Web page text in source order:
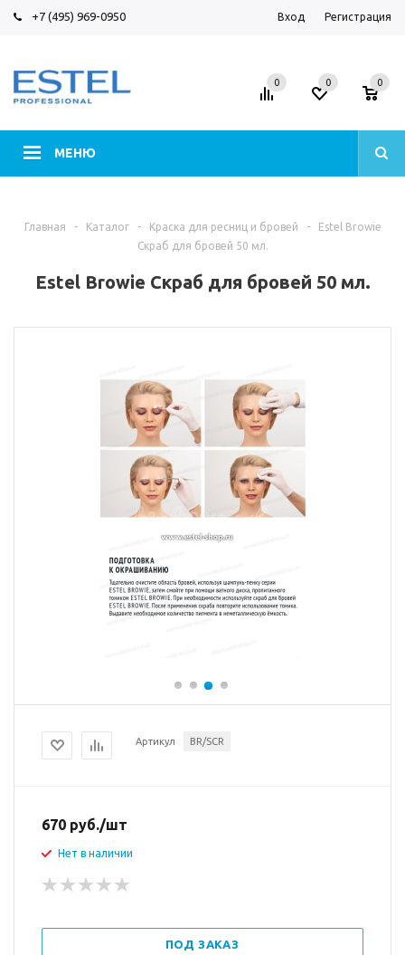
+7 (495) 969-0950 Вход Регистрация
МЕНЮ
0 0 0
Главная - Каталог - Краска для ресниц и бровей -
Estel Browie
Скраб для бровей 50 мл.
Estel Browie Скраб для бровей 50 мл.
Артикул BR/SCR
670 руб./шт
Нет в наличии
ПОД ЗАКАЗ